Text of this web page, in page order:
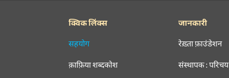
क्विक लिंक्स
सहयोग
क़ाफ़िया शब्दकोश
जानकारी
रेख़्ता फ़ाउंडेशन
संस्थापक : परिचय